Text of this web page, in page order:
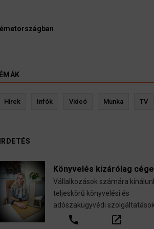
költöztetése
Kevin Ressler
Hírek Infók Videó Munka TV
Könyvelés kizárólag
Vállalkozások számára
teljeskörű könyvelési és
adószakügyvédi
call open_in_new